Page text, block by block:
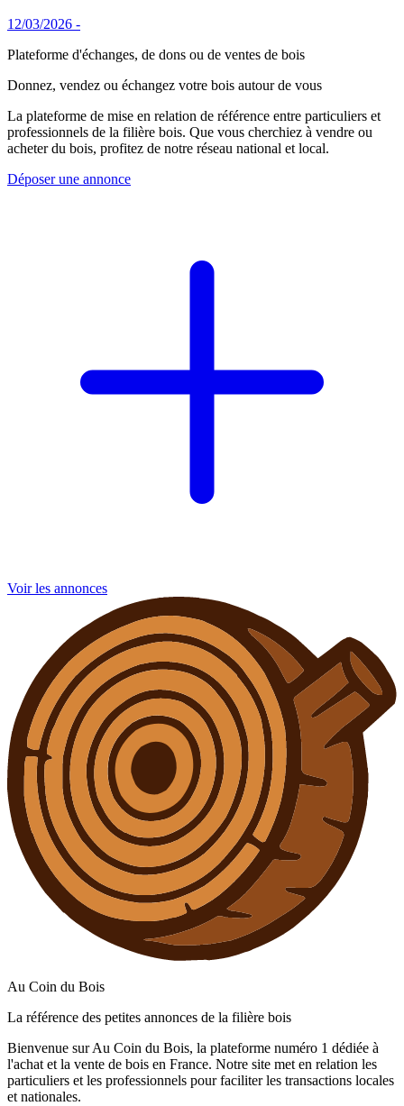
12/03/2026 -
Plateforme d'échanges, de dons ou de ventes de bois
Donnez, vendez ou échangez votre bois autour de vous
La plateforme de mise en relation de référence entre particuliers et
professionnels de la filière bois. Que vous cherchiez à vendre ou
acheter du bois, profitez de notre réseau national et local.
Déposer une annonce
Voir les annonces
Au Coin du Bois
La référence des petites annonces de la filière bois
Bienvenue sur Au Coin du Bois, la plateforme numéro 1 dédiée à
l'achat et la vente de bois en France. Notre site met en relation les
particuliers et les professionnels pour faciliter les transactions locales
et nationales.